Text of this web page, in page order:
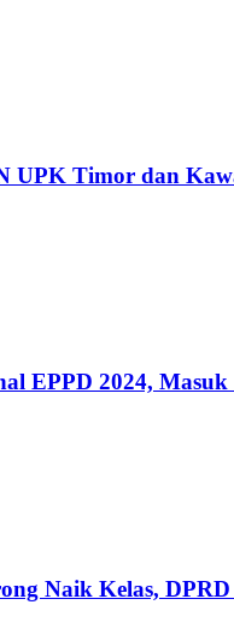
UPK Timor dan
EPPD 2024,
Naik Kelas,